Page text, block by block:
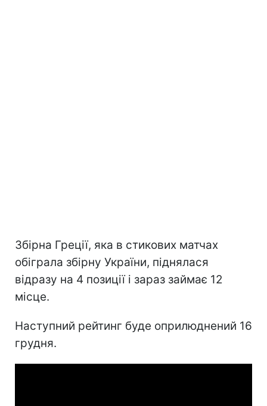
Збірна Греції, яка в стикових матчах
обіграла збірну України, піднялася
відразу на 4 позиції і зараз займає 12
місце.
Наступний рейтинг буде оприлюднений 16
грудня.